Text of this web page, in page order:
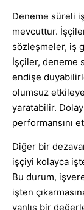
Deneme süreli
mevcuttur.
sözleşmeler, iş
İşçiler, deneme
endişe
olumsuz
yaratabilir.
performansını
Diğer bir
işçiyi kolayca
Bu durum,
işten
yanlış bir